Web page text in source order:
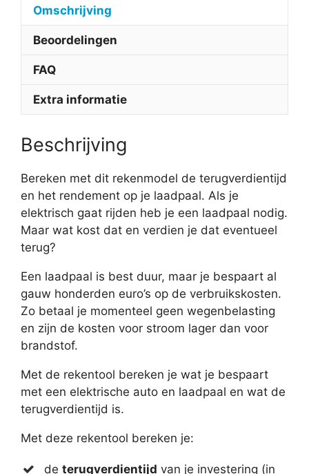
Omschrijving
Beoordelingen
FAQ
Extra informatie
Beschrijving
Bereken met dit rekenmodel de terugverdientijd
en het rendement op je laadpaal. Als je
elektrisch gaat rijden heb je een laadpaal nodig.
Maar wat kost dat en verdien je dat eventueel
terug?
Een laadpaal is best duur, maar je bespaart al
gauw honderden euro’s op de verbruikskosten.
Zo betaal je momenteel geen wegenbelasting
en zijn de kosten voor stroom lager dan voor
brandstof.
Met de rekentool bereken je wat je bespaart
met een elektrische auto en laadpaal en wat de
terugverdientijd is.
Met deze rekentool bereken je:
de terugverdientijd van je investering (in